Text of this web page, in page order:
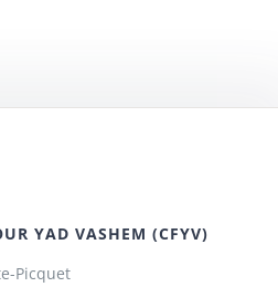
YAD VASHEM (CFYV)
Picquet